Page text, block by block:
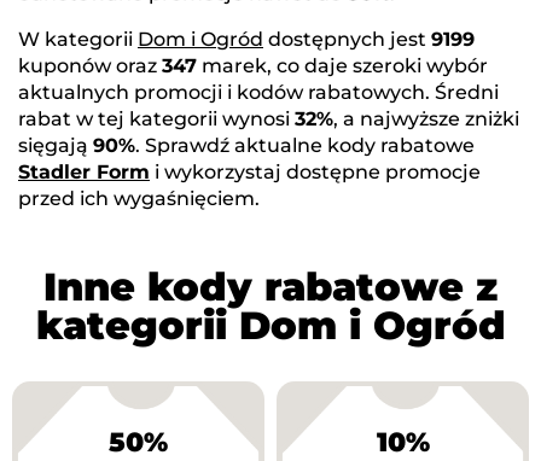
W kategorii Dom i Ogród dostępnych jest 9199
kuponów oraz 347 marek, co daje szeroki wybór
aktualnych promocji i kodów rabatowych. Średni
rabat w tej kategorii wynosi 32%, a najwyższe zniżki
sięgają 90%. Sprawdź aktualne kody rabatowe
Stadler Form i wykorzystaj dostępne promocje
przed ich wygaśnięciem.
Inne kody rabatowe z
kategorii Dom i Ogród
50% 10%